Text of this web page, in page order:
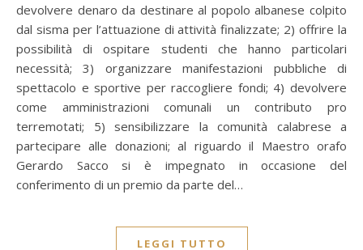
devolvere denaro da destinare al popolo albanese colpito
dal sisma per l’attuazione di attività finalizzate; 2) offrire la
possibilità di ospitare studenti che hanno particolari
necessità; 3) organizzare manifestazioni pubbliche di
spettacolo e sportive per raccogliere fondi; 4) devolvere
come amministrazioni comunali un contributo pro
terremotati; 5) sensibilizzare la comunità calabrese a
partecipare alle donazioni; al riguardo il Maestro orafo
Gerardo Sacco si è impegnato in occasione del
conferimento di un premio da parte del…
LEGGI TUTTO